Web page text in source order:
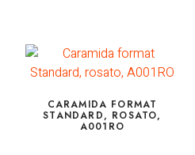
CARAMIDA FORMAT
STANDARD, ROSATO,
A001RO